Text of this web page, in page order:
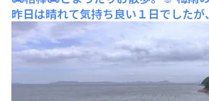
昨日は晴れて気持ち良い１日でしたが
た〜。。。😨しかも、均一に吹いて
すが、突然の突風で重量級の🏍️相棒🏍️
れる強さでした。。。😱何時もの”
たり休憩ですが、海風が何時もより
が気持ち良かったです〜